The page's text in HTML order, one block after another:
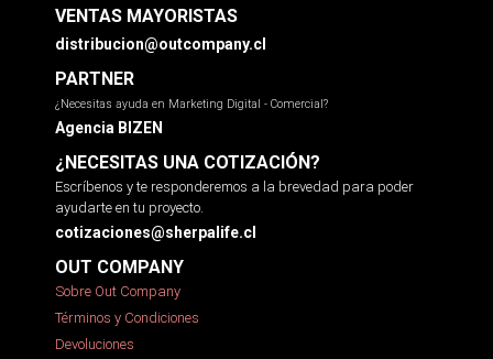
VENTAS MAYORISTAS
distribucion@outcompany.cl
PARTNER
¿Necesitas ayuda en Marketing Digital - Comercial?
Agencia BIZEN
¿NECESITAS UNA COTIZACIÓN?
Escríbenos y te responderemos a la brevedad para poder
ayudarte en tu proyecto.
cotizaciones@sherpalife.cl
OUT COMPANY
Sobre Out Company
Términos y Condiciones
Devoluciones